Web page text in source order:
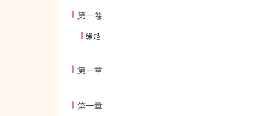
第一卷
缘起
第一章
第一章